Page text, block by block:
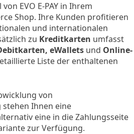
EVO E-PAY in Ihrem
Shop. Ihre Kunden profitieren
und internationalen
zu Kreditkarten umfasst
eWallets und Online-
Liste der enthaltenen
von
Ihnen eine
eine in die Zahlungsseite
zur Verfügung.